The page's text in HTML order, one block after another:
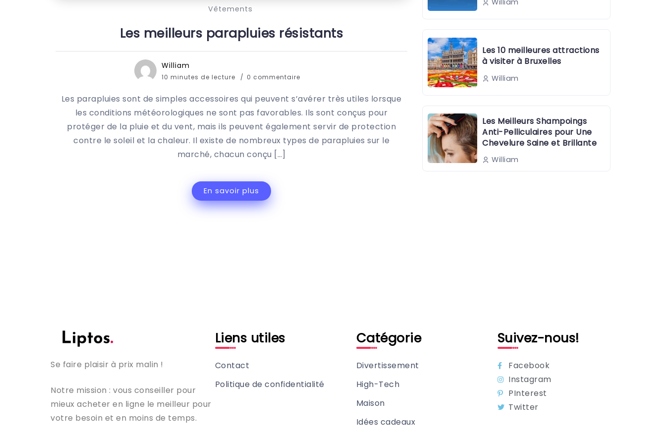
Vêtements
Les meilleurs parapluies résistants
William
10 minutes de lecture 0 commentaire
Les parapluies sont de simples accessoires qui peuvent s’avérer très utiles lorsque
les conditions météorologiques ne sont pas favorables. Ils sont conçus pour
protéger de la pluie et du vent, mais ils peuvent également servir de protection
contre le soleil et la chaleur. Il existe de nombreux types de parapluies sur le
marché, chacun conçu […]
En savoir plus
William
Les 10 meilleures attractions
à visiter à Bruxelles
William
Les Meilleurs Shampoings
Anti-Pelliculaires pour Une
Chevelure Saine et Brillante
William
Se faire plaisir à prix malin !
Notre mission : vous conseiller pour
mieux acheter en ligne le meilleur pour
votre besoin et en moins de temps.
Liens utiles
Contact
Politique de confidentialité
Catégorie
Divertissement
High-Tech
Maison
Idées cadeaux
Suivez-nous!
Facebook
Instagram
PInterest
Twitter